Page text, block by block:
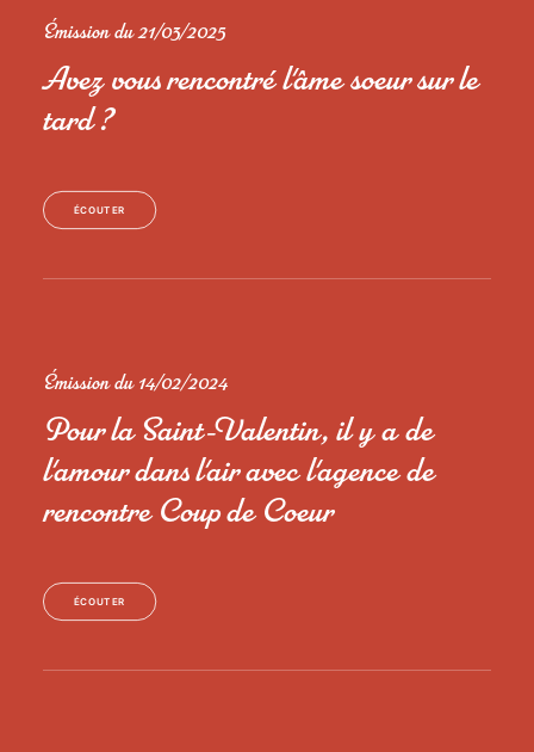
Émission du 21/03/2025
Avez vous rencontré l'âme soeur sur le
tard ?
ÉCOUTER
Émission du 14/02/2024
Pour la Saint-Valentin, il y a de
l'amour dans l'air avec l'agence de
rencontre Coup de Coeur
ÉCOUTER